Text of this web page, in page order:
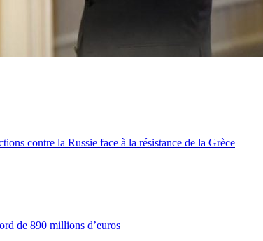
contre la Russie face à la résistance de la Grèce
de 890 millions d’euros